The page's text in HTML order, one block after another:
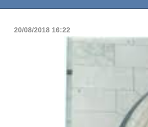
20/08/2018 16:22